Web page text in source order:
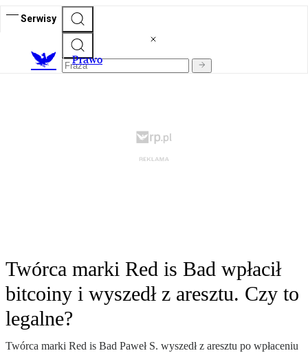
Serwisy
Prawo
Twórca marki Red is Bad wpłacił
bitcoiny i wyszedł z aresztu. Czy to
legalne?
Twórca marki Red is Bad Paweł S. wyszedł z aresztu po wpłaceniu